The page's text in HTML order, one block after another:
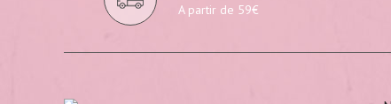
A partir de 59€